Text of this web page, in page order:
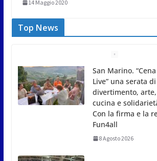
14 Maggio 2020
Top News
Gli atleti della
San Marino
Junior 2026 di
8 Agosto 2026
L’arte perde uno